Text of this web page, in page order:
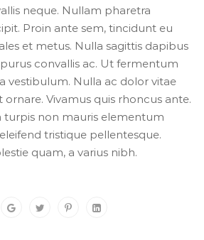
neque. Nullam pharetra
Proin ante sem, tincidunt eu
et metus. Nulla sagittis dapibus
convallis ac. Ut fermentum
vestibulum. Nulla ac dolor vitae
Vivamus quis rhoncus ante.
turpis non mauris elementum
tristique pellentesque.
quam, a varius nibh.